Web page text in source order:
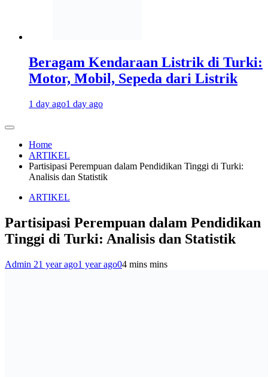
Beragam Kendaraan Listrik di Turki:
Motor, Mobil, Sepeda dari Listrik
1 day ago1 day ago
Home
ARTIKEL
Partisipasi Perempuan dalam Pendidikan Tinggi di Turki:
Analisis dan Statistik
ARTIKEL
Partisipasi Perempuan dalam Pendidikan
Tinggi di Turki: Analisis dan Statistik
Admin 21 year ago1 year ago04 mins mins